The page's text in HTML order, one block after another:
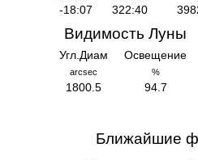
-18:07 322:40
Видимость Луны
Угл.Диам
arcsec
1800.5
Освещение
%
94.7
Ближайшие